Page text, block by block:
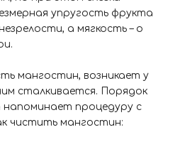
упругость фрукта
а мягкость – о
мангостин, возникает у
сталкивается. Порядок
напоминает процедуру с
чистить мангостин: